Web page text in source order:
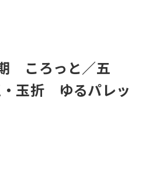
ころっと／五
玉折 ゆるパレッ